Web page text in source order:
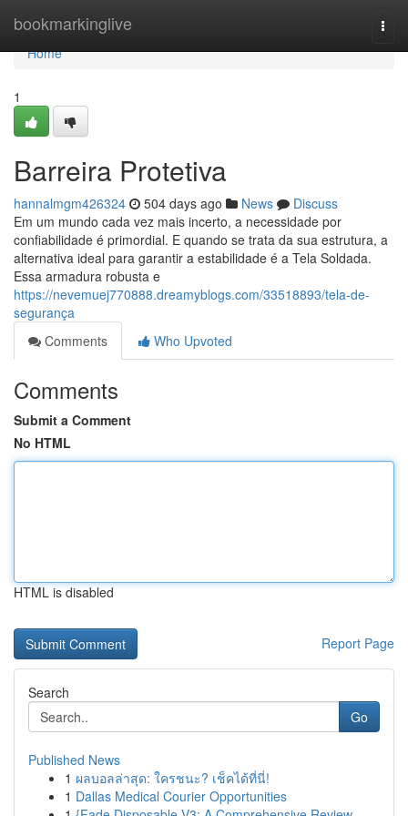
bookmarkinglive
Home
Home
1
Barreira Protetiva
hannalmgm426324 504 days ago News
Discuss
Em um mundo cada vez mais incerto, a necessidade por
confiabilidade é primordial. E quando se trata da sua estrutura, a
alternativa ideal para garantir a estabilidade é a Tela Soldada.
Essa armadura robusta e
https://nevemuej770888.dreamyblogs.com/33518893/tela-de-
segurança
Comments
Who Upvoted
Comments
Submit a Comment
No HTML
HTML is disabled
Report Page
Search
Go
Published News
1 ผลบอลล่าสุด: ใครชนะ? เช็คได้ที่นี่!
1 Dallas Medical Courier Opportunities